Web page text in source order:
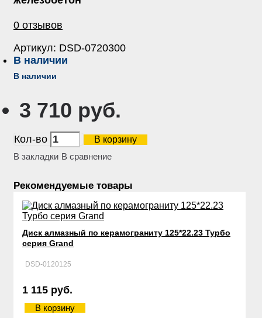
0 отзывов
Артикул: DSD-0720300
В наличии
В наличии
3 710 руб.
Кол-во
В корзину
В закладки В сравнение
Рекомендуемые товары
Диск алмазный по керамограниту 125*22.23 Турбо
серия Grand
DSD-0120125
1 115 руб.
В корзину